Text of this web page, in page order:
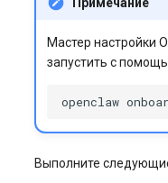
Мастер настройки
запустить с
openclaw
Выполните